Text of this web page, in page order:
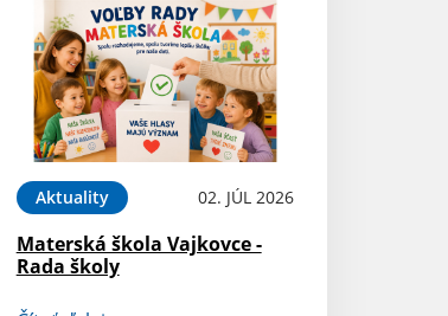
Aktuality 02. JÚL 2026
Materská škola Vajkovce -
Rada školy